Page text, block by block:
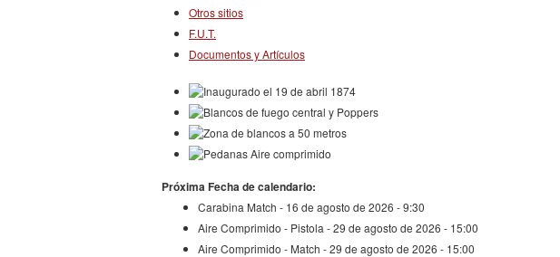
Otros sitios
F.U.T.
Documentos y Artículos
Próxima Fecha de calendario:
Carabina Match - 16 de agosto de 2026 - 9:30
Aire Comprimido - Pistola - 29 de agosto de 2026 - 15:00
Aire Comprimido - Match - 29 de agosto de 2026 - 15:00